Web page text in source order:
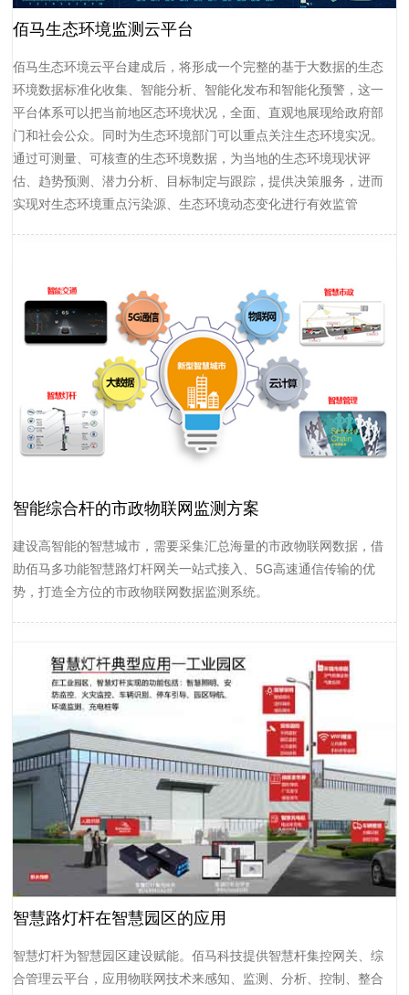
佰马生态环境监测云平台
佰马生态环境云平台建成后，将形成一个完整的基于大数据的生态
环境数据标准化收集、智能分析、智能化发布和智能化预警，这一
平台体系可以把当前地区态环境状况，全面、直观地展现给政府部
门和社会公众。同时为生态环境部门可以重点关注生态环境实况。
通过可测量、可核查的生态环境数据，为当地的生态环境现状评
估、趋势预测、潜力分析、目标制定与跟踪，提供决策服务，进而
实现对生态环境重点污染源、生态环境动态变化进行有效监管
智能综合杆的市政物联网监测方案
建设高智能的智慧城市，需要采集汇总海量的市政物联网数据，借
助佰马多功能智慧路灯杆网关一站式接入、5G高速通信传输的优
势，打造全方位的市政物联网数据监测系统。
智慧路灯杆在智慧园区的应用
智慧灯杆为智慧园区建设赋能。佰马科技提供智慧杆集控网关、综
合管理云平台，应用物联网技术来感知、监测、分析、控制、整合